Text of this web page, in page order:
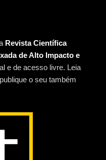
Revista Científica
de Alto Impacto e
e de acesso livre. Leia
o seu também